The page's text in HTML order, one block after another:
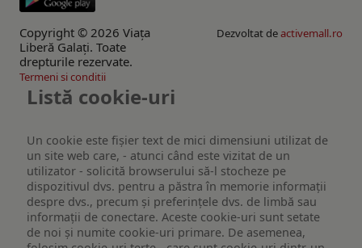
Copyright © 2026 Viaţa
Liberă Galaţi. Toate
drepturile rezervate.
Dezvoltat deactivemall.ro
Termeni si conditii
Listă cookie-uri
Un cookie este fişier text de mici dimensiuni utilizat de
un site web care, - atunci când este vizitat de un
utilizator - solicită browserului să-l stocheze pe
dispozitivul dvs. pentru a păstra în memorie informații
despre dvs., precum și preferințele dvs. de limbă sau
informații de conectare. Aceste cookie-uri sunt setate
de noi și numite cookie-uri primare. De asemenea,